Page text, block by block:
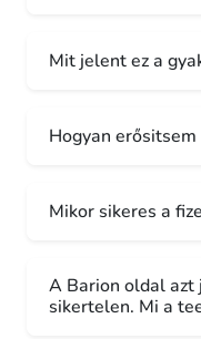
Mit jelent ez a
Hogyan
Mikor sikeres a
A Barion oldal azt
sikertelen. Mi a